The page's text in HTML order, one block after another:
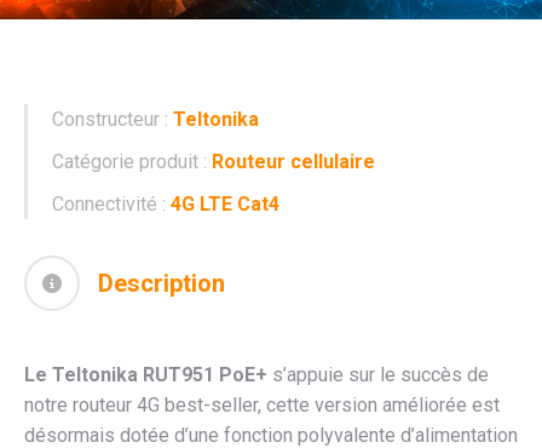
Constructeur : Teltonika
Catégorie produit : Routeur cellulaire
Connectivité : 4G LTE Cat4
Description
Le Teltonika RUT951 PoE+ s’appuie sur le succès de
notre routeur 4G best-seller, cette version améliorée est
désormais dotée d’une fonction polyvalente d’alimentation